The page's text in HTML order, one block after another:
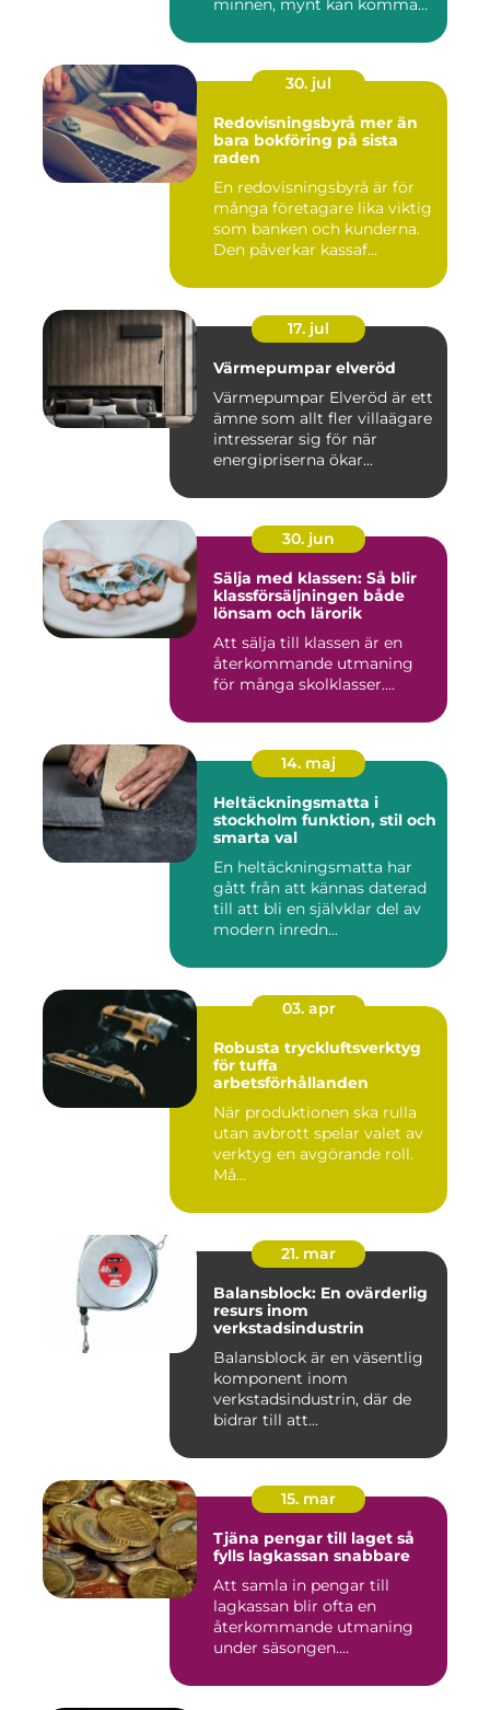
minnen, mynt kan komma
30. jul
Redovisningsbyrå mer än
bara bokföring på sista
raden
En redovisningsbyrå är för
många företagare lika viktig
som banken och kunderna.
Den påverkar kassaf...
17. jul
Värmepumpar elveröd
Värmepumpar Elveröd är ett
ämne som allt fler villaägare
intresserar sig för när
energipriserna ökar...
30. jun
Sälja med klassen: Så blir
klassförsäljningen både
lönsam och lärorik
Att sälja till klassen är en
återkommande utmaning
för många skolklasser....
14. maj
Heltäckningsmatta i
stockholm funktion, stil och
smarta val
En heltäckningsmatta har
gått från att kännas daterad
till att bli en självklar del av
modern inredn...
03. apr
Robusta tryckluftsverktyg
för tuffa
arbetsförhållanden
När produktionen ska rulla
utan avbrott spelar valet av
verktyg en avgörande roll.
Må...
21. mar
Balansblock: En ovärderlig
resurs inom
verkstadsindustrin
Balansblock är en väsentlig
komponent inom
verkstadsindustrin, där de
bidrar till att...
15. mar
Tjäna pengar till laget så
fylls lagkassan snabbare
Att samla in pengar till
lagkassan blir ofta en
återkommande utmaning
under säsongen.